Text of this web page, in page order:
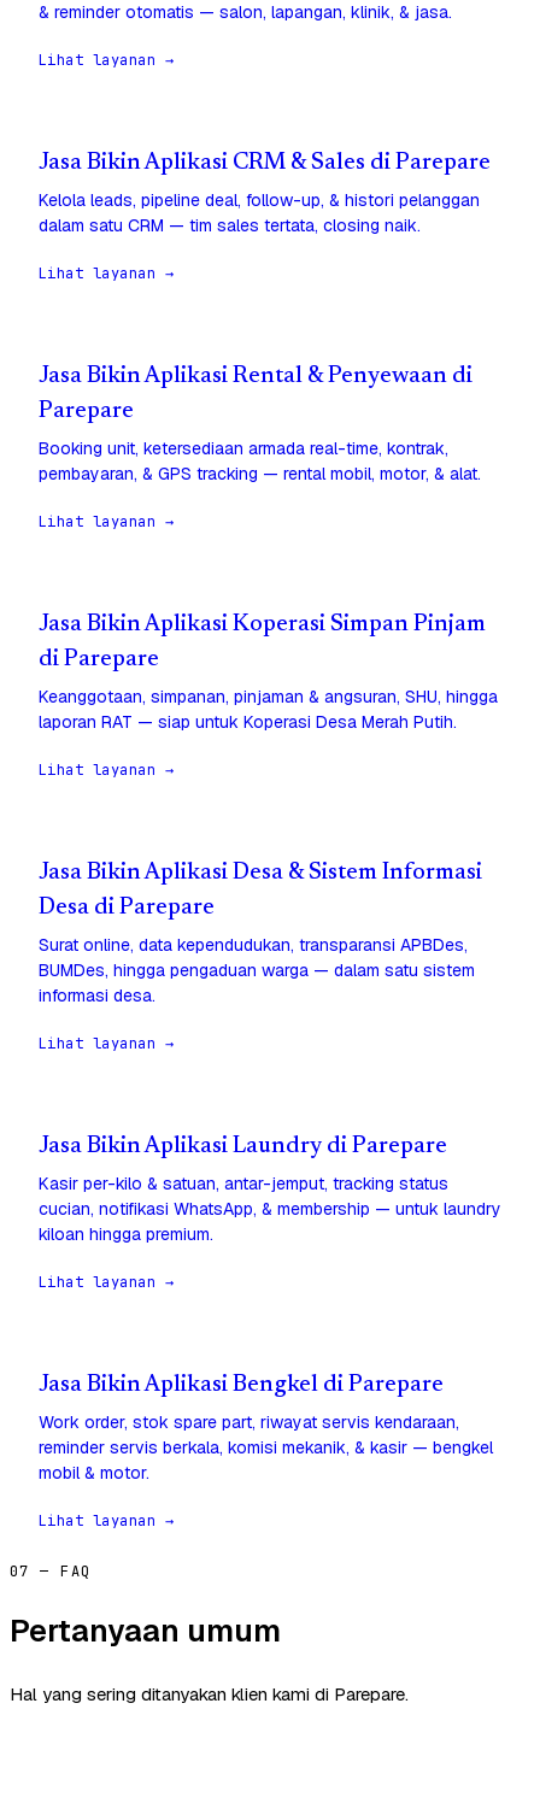
& reminder otomatis — salon, lapangan, klinik, & jasa.
Lihat layanan →
Jasa Bikin Aplikasi CRM & Sales di Parepare
Kelola leads, pipeline deal, follow-up, & histori pelanggan
dalam satu CRM — tim sales tertata, closing naik.
Lihat layanan →
Jasa Bikin Aplikasi Rental & Penyewaan di
Parepare
Booking unit, ketersediaan armada real-time, kontrak,
pembayaran, & GPS tracking — rental mobil, motor, & alat.
Lihat layanan →
Jasa Bikin Aplikasi Koperasi Simpan Pinjam
di Parepare
Keanggotaan, simpanan, pinjaman & angsuran, SHU, hingga
laporan RAT — siap untuk Koperasi Desa Merah Putih.
Lihat layanan →
Jasa Bikin Aplikasi Desa & Sistem Informasi
Desa di Parepare
Surat online, data kependudukan, transparansi APBDes,
BUMDes, hingga pengaduan warga — dalam satu sistem
informasi desa.
Lihat layanan →
Jasa Bikin Aplikasi Laundry di Parepare
Kasir per-kilo & satuan, antar-jemput, tracking status
cucian, notifikasi WhatsApp, & membership — untuk laundry
kiloan hingga premium.
Lihat layanan →
Jasa Bikin Aplikasi Bengkel di Parepare
Work order, stok spare part, riwayat servis kendaraan,
reminder servis berkala, komisi mekanik, & kasir — bengkel
mobil & motor.
Lihat layanan →
07 — FAQ
Pertanyaan umum
Hal yang sering ditanyakan klien kami di Parepare.